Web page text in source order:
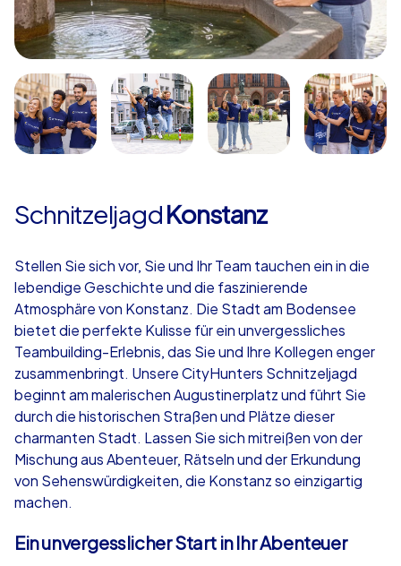
SchnitzeljagdKonstanz
Stellen Sie sich vor, Sie und Ihr Team tauchen ein in die
lebendige Geschichte und die faszinierende
Atmosphäre von Konstanz. Die Stadt am Bodensee
bietet die perfekte Kulisse für ein unvergessliches
Teambuilding-Erlebnis, das Sie und Ihre Kollegen enger
zusammenbringt. Unsere CityHunters Schnitzeljagd
beginnt am malerischen Augustinerplatz und führt Sie
durch die historischen Straßen und Plätze dieser
charmanten Stadt. Lassen Sie sich mitreißen von der
Mischung aus Abenteuer, Rätseln und der Erkundung
von Sehenswürdigkeiten, die Konstanz so einzigartig
machen.
Ein unvergesslicher Start in Ihr Abenteuer